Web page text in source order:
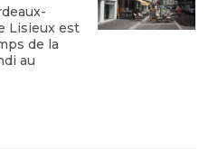
Lisieux est
de la
au